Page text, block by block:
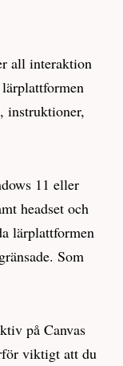
all interaktion
instruktioner,
11 eller
headset och
lärplattformen
Som
på Canvas
viktigt att du